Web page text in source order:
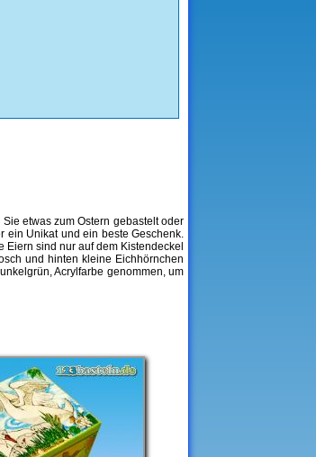
etwas zum Ostern gebastelt oder
ein Unikat und ein beste Geschenk.
sind nur auf dem Kistendeckel
und hinten kleine Eichhörnchen
Acrylfarbe genommen, um